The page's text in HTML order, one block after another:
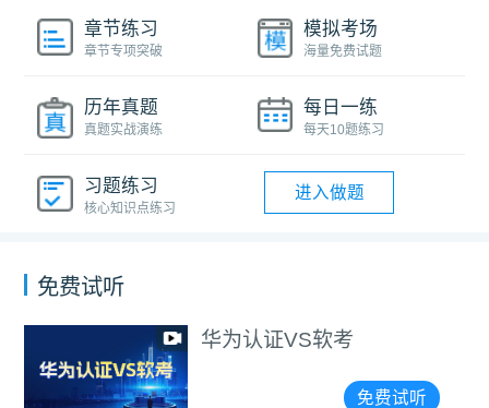
章节练习
章节专项突破
模拟考场
海量免费试题
历年真题
真题实战演练
每日一练
每天10题练习
习题练习
核心知识点练习
进入做题
免费试听
华为认证VS软考
免费试听